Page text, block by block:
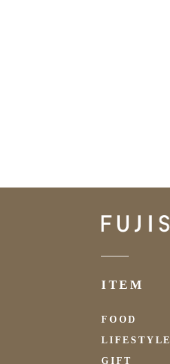
ITEM
FOOD
LIFESTYLE
GIFT